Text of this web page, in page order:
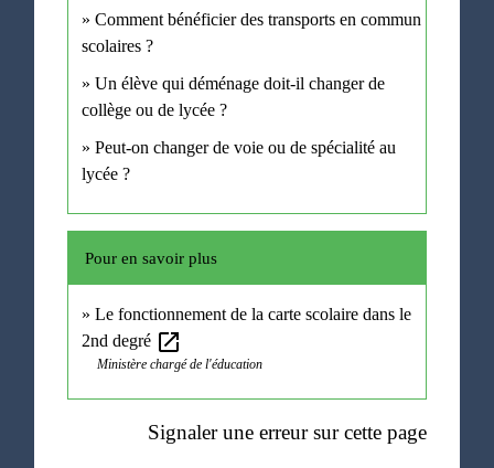
Comment bénéficier des transports en commun
scolaires ?
Un élève qui déménage doit-il changer de
collège ou de lycée ?
Peut-on changer de voie ou de spécialité au
lycée ?
Pour en savoir plus
Le fonctionnement de la carte scolaire dans le
2nd degré open_in_new
Ministère chargé de l'éducation
Signaler une erreur sur cette page